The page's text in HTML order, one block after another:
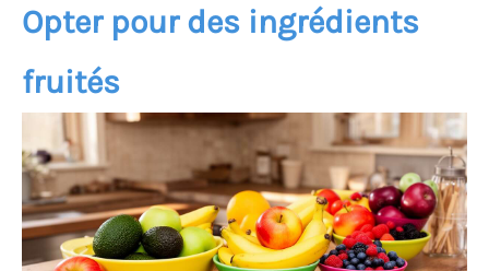
Opter pour des ingrédients
fruités